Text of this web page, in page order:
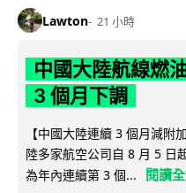
Lawton 21 小時
中國大陸航線燃
3 個月下調
【中國大陸連續 3 個月減附
陸多家航空公司自 8 月 5 日
為年內連續第 3 個...
閱讀